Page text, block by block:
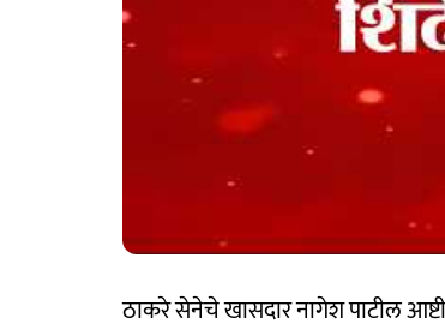
ठाकरे सेनेचे खासदार नागेश पाटील